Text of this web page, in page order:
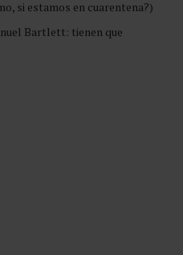
si estamos en cuarentena?)
Bartlett: tienen que